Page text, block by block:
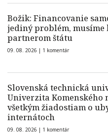
Božik: Financovanie
jediný problém, musíme
partnerom štátu
09. 08. 2026 | 1 komentár
Slovenská technická
Univerzita Komenského
všetkým žiadostiam o
internátoch
09. 08. 2026 | 1 komentár